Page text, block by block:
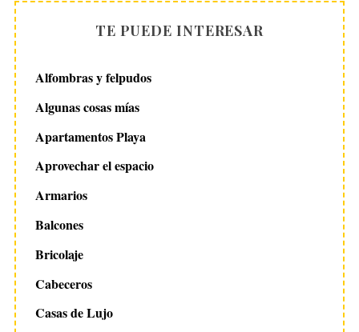
TE PUEDE INTERESAR
Alfombras y felpudos
Algunas cosas mías
Apartamentos Playa
Aprovechar el espacio
Armarios
Balcones
Bricolaje
Cabeceros
Casas de Lujo